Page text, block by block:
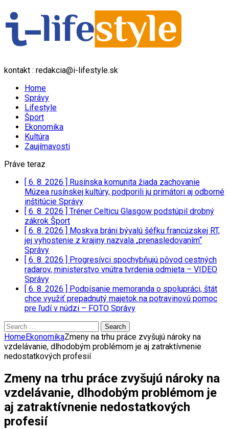
kontakt : redakcia@i-lifestyle.sk
Home
Správy
Lifestyle
Šport
Ekonomika
Kultúra
Zaujímavosti
Práve teraz
[ 6. 8. 2026 ] Rusínska komunita žiada zachovanie
Múzea rusínskej kultúry, podporili ju primátori aj odborné
inštitúcie Správy
[ 6. 8. 2026 ] Tréner Celticu Glasgow podstúpil drobný
zákrok Šport
[ 6. 8. 2026 ] Moskva bráni bývalú šéfku francúzskej RT,
jej vyhostenie z krajiny nazvala „prenasledovaním“
Správy
[ 6. 8. 2026 ] Progresívci spochybňujú pôvod cestných
radarov, ministerstvo vnútra tvrdenia odmieta – VIDEO
Správy
[ 6. 8. 2026 ] Podpísanie memoranda o spolupráci, štát
chce využiť prepadnutý majetok na potravinovú pomoc
pre ľudí v núdzi – FOTO Správy
Search
for:
HomeEkonomikaZmeny na trhu práce zvyšujú nároky na
vzdelávanie, dlhodobým problémom je aj zatraktívnenie
nedostatkových profesií
Zmeny na trhu práce zvyšujú nároky na
vzdelávanie, dlhodobým problémom je
aj zatraktívnenie nedostatkových
profesií